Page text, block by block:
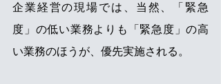
企業経営の現場では、当然、「緊急
度」の低い業務よりも「緊急度」の高
い業務のほうが、優先実施される。